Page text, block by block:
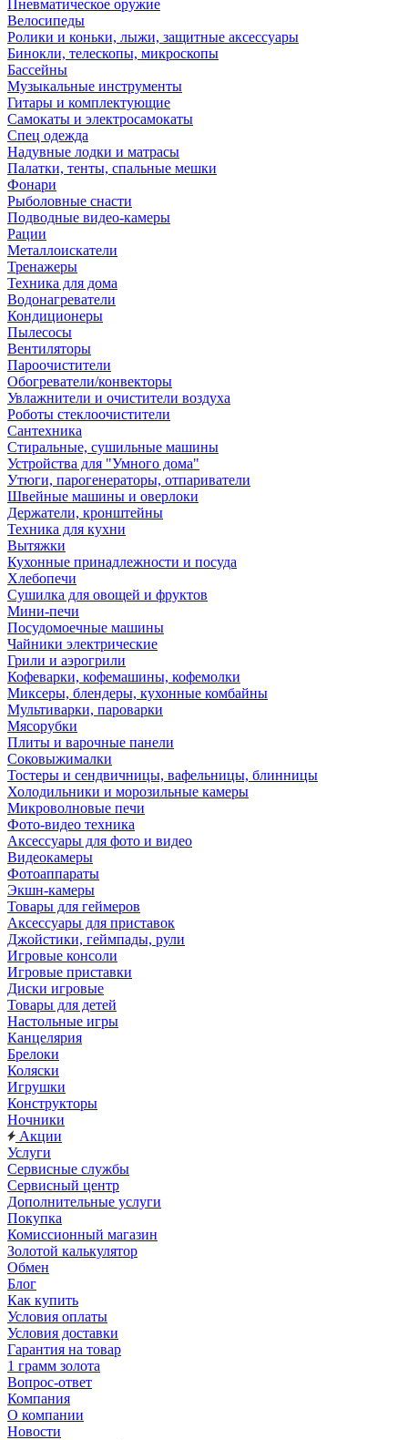
Пневматическое оружие
Велосипеды
Ролики и коньки, лыжи, защитные аксессуары
Бинокли, телескопы, микроскопы
Бассейны
Музыкальные инструменты
Гитары и комплектующие
Самокаты и электросамокаты
Спец одежда
Надувные лодки и матрасы
Палатки, тенты, спальные мешки
Фонари
Рыболовные снасти
Подводные видео-камеры
Рации
Металлоискатели
Тренажеры
Техника для дома
Водонагреватели
Кондиционеры
Пылесосы
Вентиляторы
Пароочистители
Обогреватели/конвекторы
Увлажнители и очистители воздуха
Роботы стеклоочистители
Сантехника
Стиральные, сушильные машины
Устройства для "Умного дома"
Утюги, парогенераторы, отпариватели
Швейные машины и оверлоки
Держатели, кронштейны
Техника для кухни
Вытяжки
Кухонные принадлежности и посуда
Хлебопечи
Сушилка для овощей и фруктов
Мини-печи
Посудомоечные машины
Чайники электрические
Грили и аэрогрили
Кофеварки, кофемашины, кофемолки
Миксеры, блендеры, кухонные комбайны
Мультиварки, пароварки
Мясорубки
Плиты и варочные панели
Соковыжималки
Тостеры и сендвичницы, вафельницы, блинницы
Холодильники и морозильные камеры
Микроволновые печи
Фото-видео техника
Аксессуары для фото и видео
Видеокамеры
Фотоаппараты
Экшн-камеры
Товары для геймеров
Аксессуары для приставок
Джойстики, геймпады, рули
Игровые консоли
Игровые приставки
Диски игровые
Товары для детей
Настольные игры
Канцелярия
Брелоки
Коляски
Игрушки
Конструкторы
Ночники
Акции
Услуги
Сервисные службы
Сервисный центр
Дополнительные услуги
Покупка
Комиссионный магазин
Золотой калькулятор
Обмен
Блог
Как купить
Условия оплаты
Условия доставки
Гарантия на товар
1 грамм золота
Вопрос-ответ
Компания
О компании
Новости